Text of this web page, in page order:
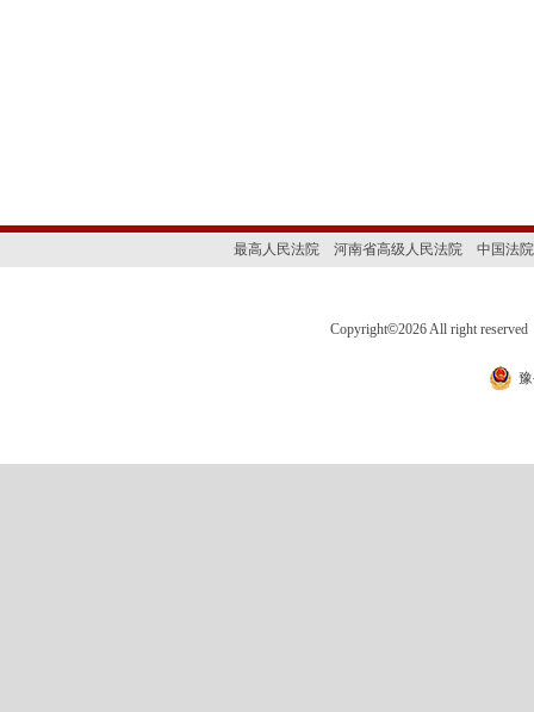
最高人民法院 河南省高级人民法院 中国法
Copyright©2026 All right